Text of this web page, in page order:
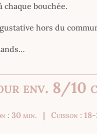
bouchée.
hors du
env. 8/10
: 30 min. | Cuisson :